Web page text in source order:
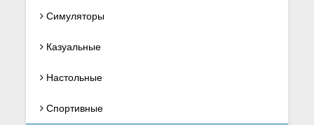
Симуляторы
Казуальные
Настольные
Спортивные